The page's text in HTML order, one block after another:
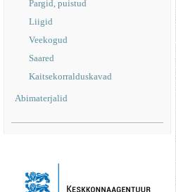
Pargid, puistud
Liigid
Veekogud
Saared
Kaitsekorralduskavad
Abimaterjalid